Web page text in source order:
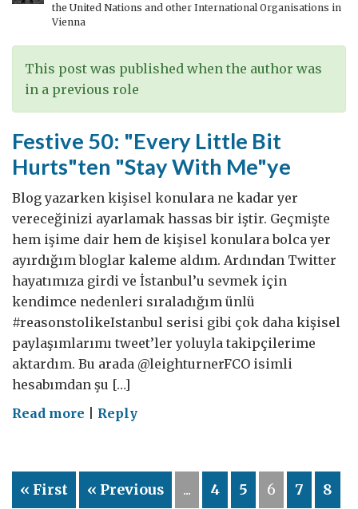
the United Nations and other International Organisations in
Vienna
This post was published when the author was
in a previous role
Festive 50: "Every Little Bit
Hurts"ten "Stay With Me"ye
Blog yazarken kişisel konulara ne kadar yer
vereceğinizi ayarlamak hassas bir iştir. Geçmişte
hem işime dair hem de kişisel konulara bolca yer
ayırdığım bloglar kaleme aldım. Ardından Twitter
hayatımıza girdi ve İstanbul’u sevmek için
kendimce nedenleri sıraladığım ünlü
#reasonstolikeIstanbul serisi gibi çok daha kişisel
paylaşımlarımı tweet’ler yoluyla takipçilerime
aktardım. Bu arada @leighturnerFCO isimli
hesabımdan şu […]
Read more on
"Every
Little
Reply
« First « Previous ... 4 5 6 7 8